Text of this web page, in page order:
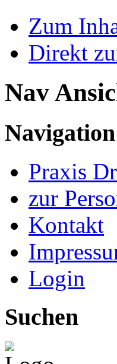
Zum
Direkt
Nav
Navigation
Praxis
zur
Kontakt
Login
Suchen